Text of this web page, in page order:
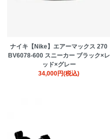
ナイキ【Nike】エアーマックス 270
BV6078-600 スニーカー ブラック×レ
ッド×グレー
34,000円(税込)